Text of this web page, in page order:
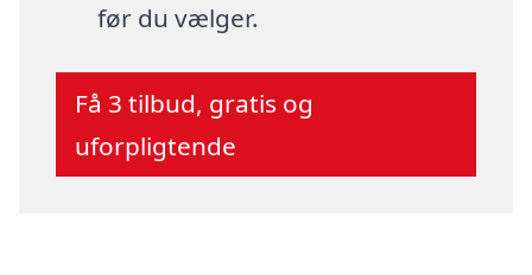
før du vælger.
Få 3 tilbud, gratis og
uforpligtende